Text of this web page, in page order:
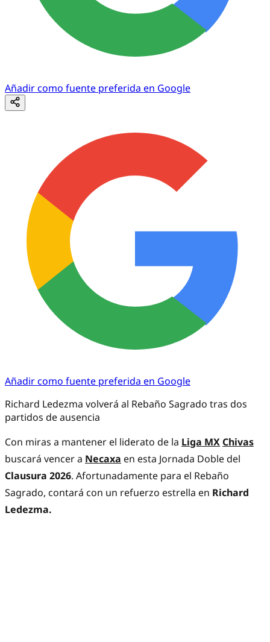
Añadir como fuente preferida en Google
Añadir como fuente preferida en Google
Richard Ledezma volverá al Rebaño Sagrado tras dos
partidos de ausencia
Con miras a mantener el liderato de la Liga MX Chivas
buscará vencer a Necaxa en esta Jornada Doble del
Clausura 2026. Afortunadamente para el Rebaño
Sagrado, contará con un refuerzo estrella en Richard
Ledezma.